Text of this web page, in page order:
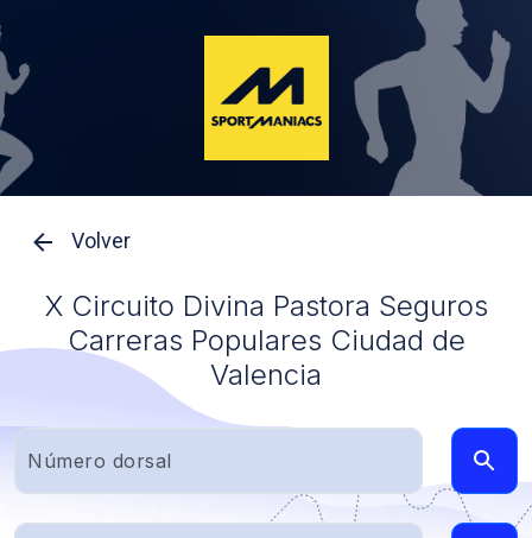
Volver
X Circuito Divina Pastora Seguros
Carreras Populares Ciudad de
Valencia